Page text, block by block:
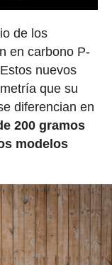
de los
en carbono P-
nuevos
que su
diferencian en
200 gramos
modelos